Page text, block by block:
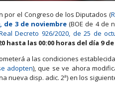
por el Congreso de los Diputados (
de 3 de noviembre (BOE de 4 de
Decreto 926/2020, de 25 de
hasta las 00:00 horas del día 9 de
a las condiciones
adopten), que se ve ahora
nueva disp. adic. 2ª) en los